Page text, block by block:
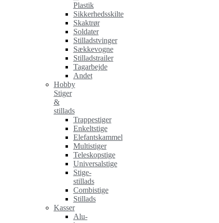
Plastik
Sikkerhedsskilte
Skaktrør
Soldater
Stilladstvinger
Sækkevogne
Stilladstrailer
Tagarbejde
Andet
Hobby
Stiger
&
stillads
Trappestiger
Enkeltstige
Elefantskammel
Multistiger
Teleskopstige
Universalstige
Stige-
stillads
Combistige
Stillads
Kasser
Alu-